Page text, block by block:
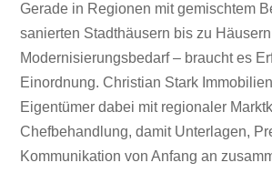
Gerade in Regionen mit gemischtem
sanierten Stadthäusern bis zu
Modernisierungsbedarf – braucht es
Einordnung. Christian Stark
Eigentümer dabei mit regionaler
Chefbehandlung, damit Unterlagen,
Kommunikation von Anfang an